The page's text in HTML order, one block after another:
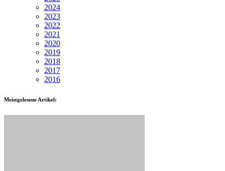
2024
2023
2022
2021
2020
2019
2018
2017
2016
Meistgelesene Artikel: